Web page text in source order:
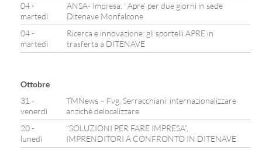
04 -
martedì
ANSA- Impresa: ‘ Apre’ per due giorni in sede
Ditenave Monfalcone
04 -
martedì
Ricerca e innovazione: gli sportelli APRE in
trasferta a DITENAVE
Ottobre
31 -
venerdì
TMNews – Fvg, Serracchiani: internazionalizzare
anzichè delocalizzare
20 -
lunedì
“SOLUZIONI PER FARE IMPRESA”,
IMPRENDITORI A CONFRONTO IN DITENAVE